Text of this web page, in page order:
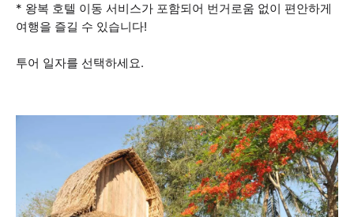
* 왕복 호텔 이동 서비스가 포함되어 번거로움 없이 편안하게
여행을 즐길 수 있습니다!
투어 일자를 선택하세요.